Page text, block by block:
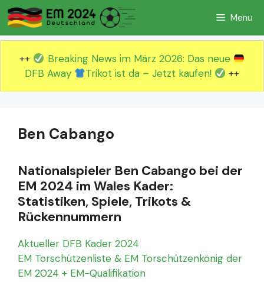
Zum
Inhalt
springen
Menü
++
Breaking News im März 2026: Das neue
DFB Away
Trikot ist da – Jetzt kaufen! ++
Ben Cabango
Nationalspieler Ben Cabango bei der
EM 2024 im Wales Kader:
Statistiken, Spiele, Trikots &
Rückennummern
Aktueller DFB Kader 2024
EM Torschützenliste & EM Torschützenkönig der
EM 2024 + EM-Qualifikation